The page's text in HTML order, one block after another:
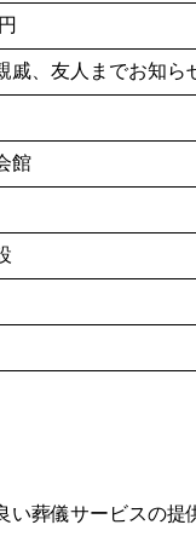
戚、友人までお知ら
館
い葬儀サービスの提